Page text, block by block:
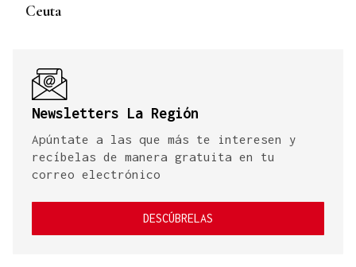
Ceuta
Newsletters La Región
Apúntate a las que más te interesen y
recíbelas de manera gratuita en tu
correo electrónico
DESCÚBRELAS